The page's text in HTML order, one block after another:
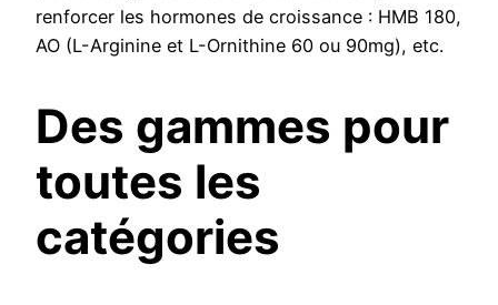
renforcer les hormones de croissance : HMB 180,
AO (L-Arginine et L-Ornithine 60 ou 90mg), etc.
Des gammes pour
toutes les
catégories